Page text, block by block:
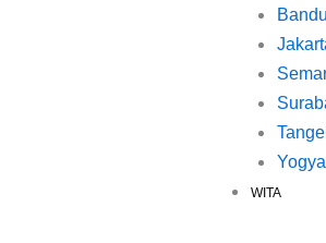
Yogya
WITA